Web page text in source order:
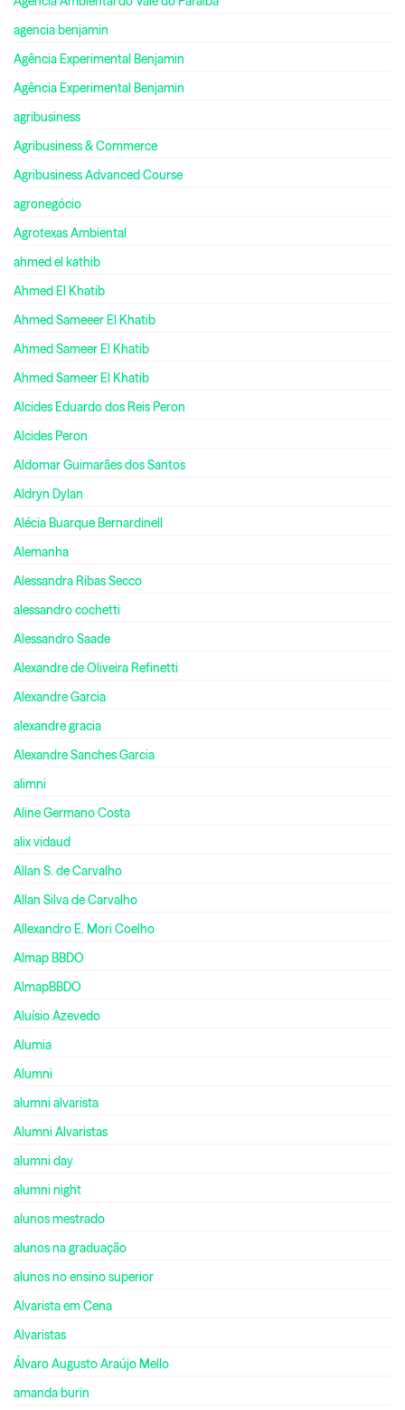
agencia benjamin
Agência Experimental Benjamin
Agência Experimental Benjamin
agribusiness
Agribusiness & Commerce
Agribusiness Advanced Course
agronegócio
Agrotexas Ambiental
ahmed el kathib
Ahmed El Khatib
Ahmed Sameeer El Khatib
Ahmed Sameer El Khatib
Ahmed Sameer El Khatib
Alcides Eduardo dos Reis Peron
Alcides Peron
Aldomar Guimarães dos Santos
Aldryn Dylan
Alécia Buarque Bernardinell
Alemanha
Alessandra Ribas Secco
alessandro cochetti
Alessandro Saade
Alexandre de Oliveira Refinetti
Alexandre Garcia
alexandre gracia
Alexandre Sanches Garcia
alimni
Aline Germano Costa
alix vidaud
Allan S. de Carvalho
Allan Silva de Carvalho
Allexandro E. Mori Coelho
Almap BBDO
AlmapBBDO
Aluísio Azevedo
Alumia
Alumni
alumni alvarista
Alumni Alvaristas
alumni day
alumni night
alunos mestrado
alunos na graduação
alunos no ensino superior
Alvarista em Cena
Alvaristas
Álvaro Augusto Araújo Mello
amanda burin